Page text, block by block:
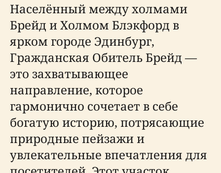
Населённый между холмами
Брейд и Холмом Блэкфорд в
ярком городе Эдинбург,
Гражданская Обитель Брейд —
это захватывающее
направление, которое
гармонично сочетает в себе
богатую историю, потрясающие
природные пейзажи и
увлекательные впечатления для